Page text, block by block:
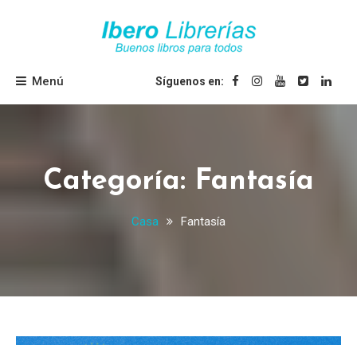
Ibero Librerías
Menú Síguenos en:
Categoría: Fantasía
Casa Fantasía